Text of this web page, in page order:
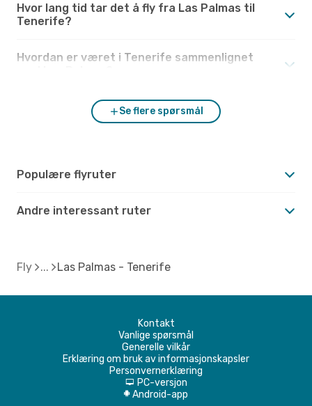
Hvor lang tid tar det å fly fra Las Palmas til
Tenerife?
Hvordan er været i Tenerife sammenlignet
Se flere spørsmål
Populære flyruter
Andre interessant ruter
Fly Las Palmas - Tenerife
Kontakt
Vanlige spørsmål
Generelle vilkår
Erklæring om bruk av informasjonskapsler
Personvernerklæring
d PC-versjon
A Android-app